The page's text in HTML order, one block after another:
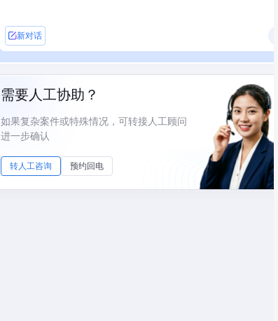
新对话
需要人工协助？
如果复杂案件或特殊情况，可转接人工顾问
进一步确认
转人工咨询 预约回电